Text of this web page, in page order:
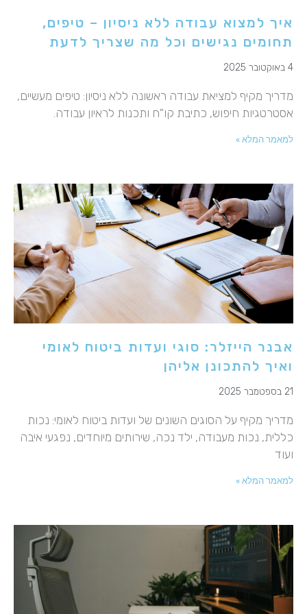
איך למצוא עבודה ללא ניסיון – טיפים,
תחומים נגישים וכל מה שצריך לדעת
4 באוקטובר 2025
מדריך מקיף למציאת עבודה ראשונה ללא ניסיון: טיפים מעשיים,
אסטרטגיות חיפוש, כתיבת קו"ח ותכנות לראיון עבודה.
למאמר המלא »
אבנר הייזלר: סוגי ועדות ביטוח לאומי
ואיך להתכונן אליהן
21 בספטמבר 2025
מדריך מקיף על הסוגים השונים של ועדות ביטוח לאומי: נכות
כללית, נכות מעבודה, ילד נכה, שירותים מיוחדים, נפגעי איבה
ועוד
למאמר המלא »